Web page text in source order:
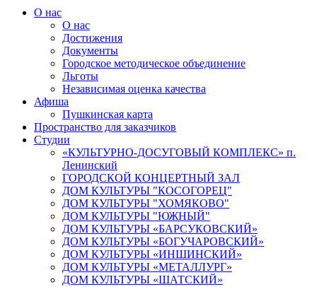
О нас
О нас
Достижения
Документы
Городское методическое объединение
Льготы
Независимая оценка качества
Афиша
Пушкинская карта
Пространство для заказчиков
Студии
«КУЛЬТУРНО-ДОСУГОВЫЙ КОМПЛЕКС» п.
Ленинский
ГОРОДСКОЙ КОНЦЕРТНЫЙ ЗАЛ
ДОМ КУЛЬТУРЫ "КОСОГОРЕЦ"
ДОМ КУЛЬТУРЫ "ХОМЯКОВО"
ДОМ КУЛЬТУРЫ "ЮЖНЫЙ"
ДОМ КУЛЬТУРЫ «БАРСУКОВСКИЙ»
ДОМ КУЛЬТУРЫ «БОГУЧАРОВСКИЙ»
ДОМ КУЛЬТУРЫ «ИНШИНСКИЙ»
ДОМ КУЛЬТУРЫ «МЕТАЛЛУРГ»
ДОМ КУЛЬТУРЫ «ШАТСКИЙ»